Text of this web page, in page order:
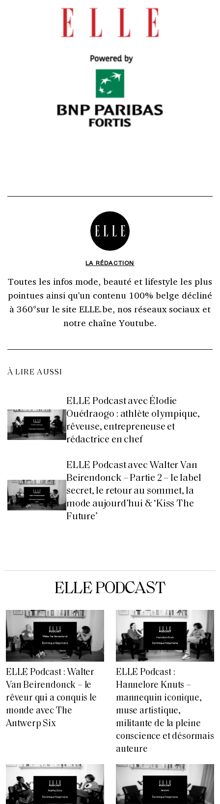
LA RÉDACTION
Toutes les infos mode, beauté et lifestyle les plus
pointues ainsi qu'un contenu 100% belge décliné
à 360°sur le site ELLE.be, nos réseaux sociaux et
notre chaîne Youtube.
À LIRE AUSSI
ELLE Podcast avec Élodie
Ouédraogo : athlète olympique,
rêveuse, entrepreneuse et
rédactrice en chef
ELLE Podcast avec Walter Van
Beirendonck – Partie 2 – le label
secret, le retour au sommet, la
mode aujourd’hui & ‘Kiss The
Future’
ELLE PODCAST
ELLE Podcast : Walter
Van Beirendonck – le
rêveur qui a conquis le
monde avec The
Antwerp Six
ELLE Podcast :
Hannelore Knuts –
mannequin iconique,
muse artistique,
militante de la pleine
conscience et désormais
auteure